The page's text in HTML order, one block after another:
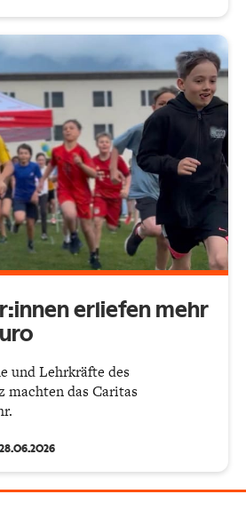
erliefen mehr
und Lehrkräfte des
machten das Caritas